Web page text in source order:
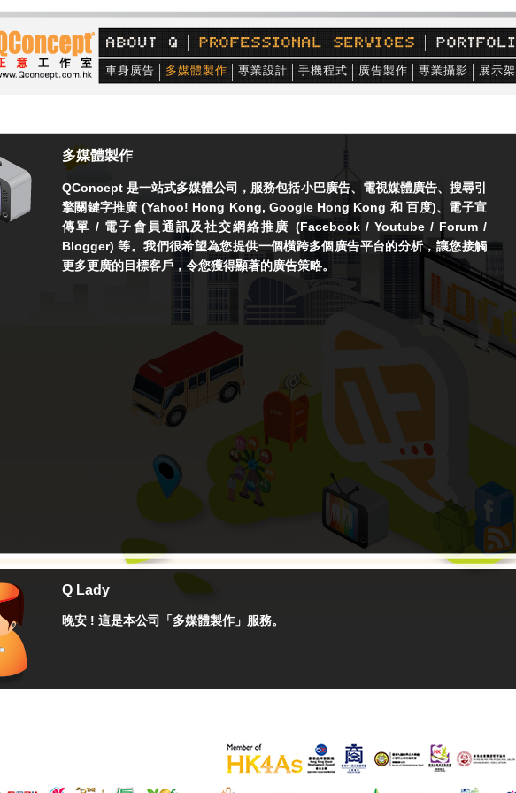
車身廣告 多媒體製作 專業設計 手機程式 廣告製作 專業攝影 展示架
多媒體製作
QConcept 是一站式多媒體公司，服務包括小巴廣告、電視媒體廣告、搜尋引
擎關鍵字推廣 (Yahoo! Hong Kong, Google Hong Kong 和 百度)、電子宣
傳單 / 電子會員通訊及社交網絡推廣 (Facebook / Youtube / Forum /
Blogger) 等。我們很希望為您提供一個橫跨多個廣告平台的分析，讓您接觸
更多更廣的目標客戶，令您獲得顯著的廣告策略。
Q Lady
晚安 ! 這是本公司「多媒體製作」服務。